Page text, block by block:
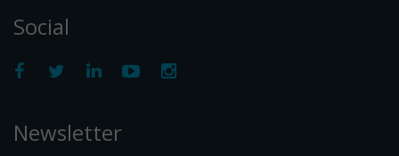
Social
Newsletter